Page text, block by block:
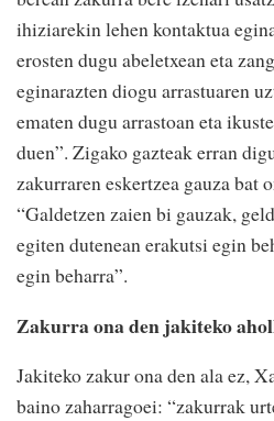
ihiziarekin lehen kontaktua
erosten dugu abeletxean eta
eginarazten diogu arrastuaren
ematen dugu arrastoan eta
duen”. Zigako gazteak erran
zakurraren eskertzea gauza bat
“Galdetzen zaien bi gauzak,
egiten dutenean erakutsi egin
egin beharra”.
Zakurra ona den jakiteko
Jakiteko zakur ona den ala ez,
baino zaharragoei: “zakurrak